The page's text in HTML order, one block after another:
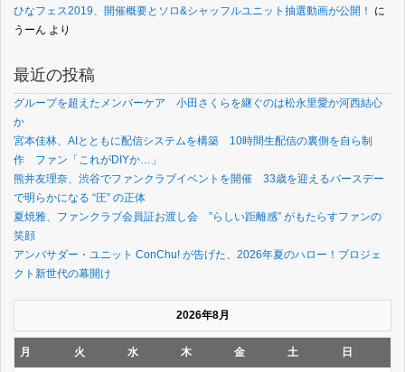
ひなフェス2019、開催概要とソロ&シャッフルユニット抽選動画が公開！
に
うーん より
最近の投稿
グループを超えたメンバーケア 小田さくらを継ぐのは松永里愛か河西結心
か
宮本佳林、AIとともに配信システムを構築 10時間生配信の裏側を自ら制
作 ファン「これがDIYか…」
熊井友理奈、渋谷でファンクラブイベントを開催 33歳を迎えるバースデー
で明らかになる “圧” の正体
夏焼雅、ファンクラブ会員証お渡し会 ”らしい距離感” がもたらすファンの
笑顔
アンバサダー・ユニット ConChu! が告げた、2026年夏のハロー！プロジェ
クト新世代の幕開け
2026年8月
月 火 水 木 金 土 日